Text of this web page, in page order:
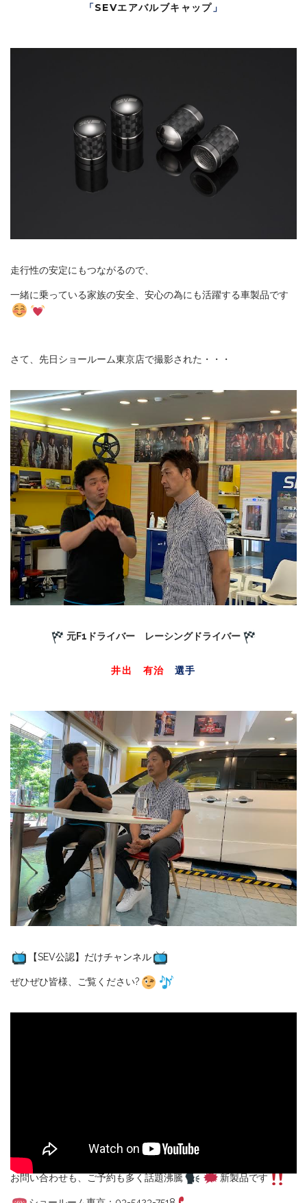
「SEVエアバルブキャップ 」
走行性の安定にもつながるので、
一緒に乗っている家族の安全、安心の為にも活躍する車製品です
さて、先日ショールーム東京店で撮影された・・・
元F1ドライバー レーシングドライバー
井出 有治 選手
【SEV公認】だけチャンネル
ぜひぜひ皆様、ご覧ください?
お問い合わせも、ご予約も多く話題沸騰 新製品です